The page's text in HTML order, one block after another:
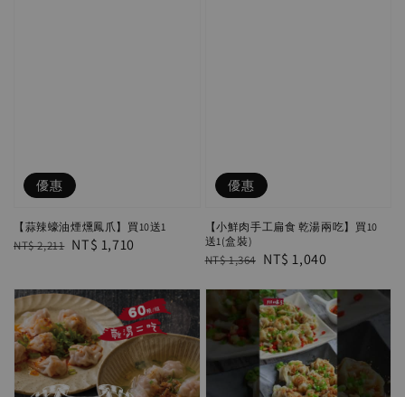
優惠
【蒜辣蠔油煙燻鳳爪】買10送1
Regular
NT$ 2,211 Sale
NT$ 1,710
優惠
【小鮮肉手工扁食 乾湯兩吃】買10
送1(盒裝)
Regular
NT$ 1,364 Sale
NT$ 1,040